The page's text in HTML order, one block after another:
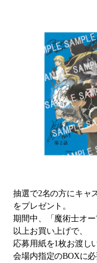
抽選で2名の方にキャ
をプレゼント。
期間中、「魔術士オ
以上お買い上げで、
応募用紙を1枚お渡し
会場内指定のBOXに